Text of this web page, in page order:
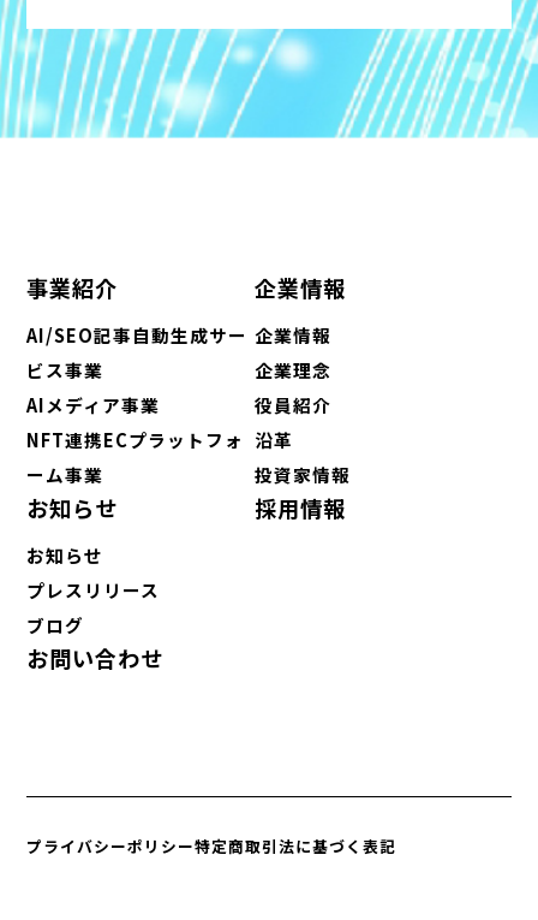
事業紹介
AI/SEO記事自動生成サー
ビス事業
AIメディア事業
NFT連携ECプラットフォ
ーム事業
企業情報
企業情報
企業理念
役員紹介
沿革
投資家情報
お知らせ
お知らせ
プレスリリース
ブログ
採用情報
お問い合わせ
プライバシーポリシー特定商取引法に基づく表記